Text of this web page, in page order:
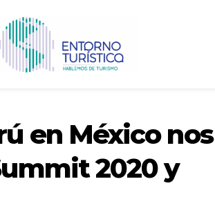
en México nos
2020 y